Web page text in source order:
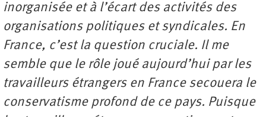
inorganisée et à l’écart des activités des
organisations politiques et syndicales. En
France, c’est la question cruciale. Il me
semble que le rôle joué aujourd’hui par les
travailleurs étrangers en France secouera le
conservatisme profond de ce pays. Puisque